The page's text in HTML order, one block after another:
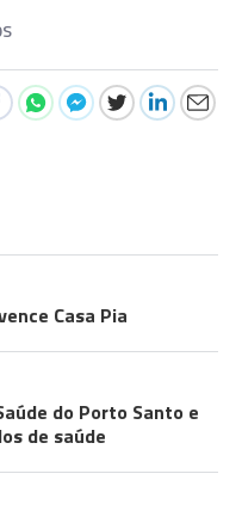
Casa Pia
do Porto Santo e
de saúde